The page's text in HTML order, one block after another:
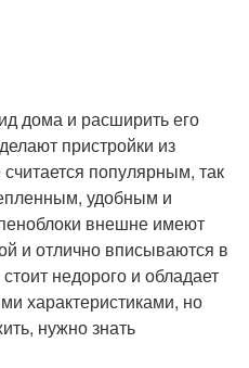
дома и расширить его
пристройки из
популярным, так
удобным и
внешне имеют
и отлично вписываются в
недорого и обладает
характеристиками, но
нужно знать